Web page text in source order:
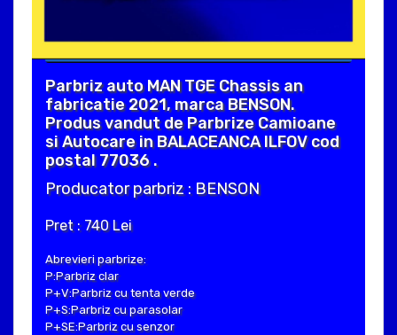
Parbriz auto MAN TGE Chassis an
fabricatie 2021, marca BENSON.
Produs vandut de Parbrize Camioane
si Autocare in BALACEANCA ILFOV cod
postal 77036 .
Producator parbriz : BENSON
Pret : 740 Lei
Abrevieri parbrize:
P:Parbriz clar
P+V:Parbriz cu tenta verde
P+S:Parbriz cu parasolar
P+SE:Parbriz cu senzor